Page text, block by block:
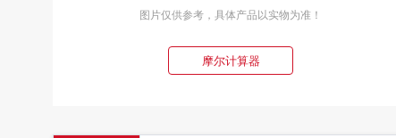
图片仅供参考，具体产品以实物为准！
摩尔计算器